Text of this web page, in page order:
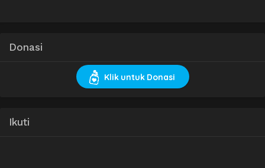
Donasi
Klik untuk Donasi
Ikuti